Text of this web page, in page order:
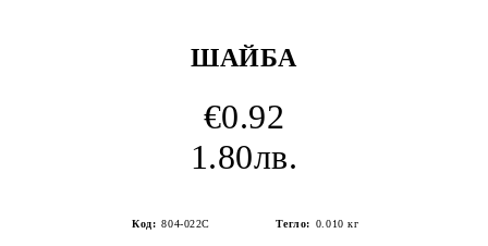
ШАЙБА
€0.92
1.80лв.
Код: 804-022C Тегло: 0.010 кг